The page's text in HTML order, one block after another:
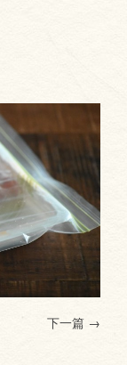
下一篇 →